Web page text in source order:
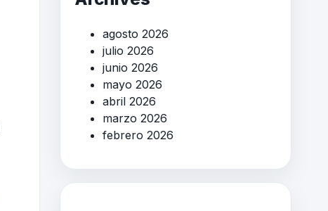
agosto 2026
julio 2026
junio 2026
mayo 2026
abril 2026
marzo 2026
febrero 2026